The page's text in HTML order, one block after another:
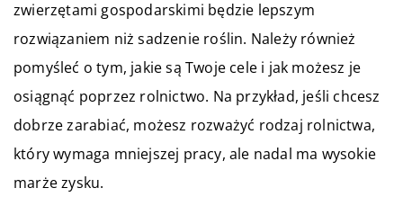
zwierzętami gospodarskimi będzie lepszym
rozwiązaniem niż sadzenie roślin. Należy również
pomyśleć o tym, jakie są Twoje cele i jak możesz je
osiągnąć poprzez rolnictwo. Na przykład, jeśli chcesz
dobrze zarabiać, możesz rozważyć rodzaj rolnictwa,
który wymaga mniejszej pracy, ale nadal ma wysokie
marże zysku.